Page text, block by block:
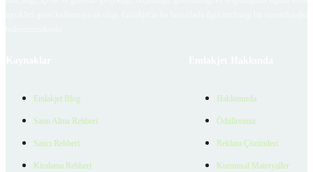
Emlakjet Blog
Satın Alma Rehberi
Satıcı Rehberi
Kiralama Rehberi
Hakkımızda
Ödüllerimiz
Reklam Çözümleri
Kurumsal Materyaller